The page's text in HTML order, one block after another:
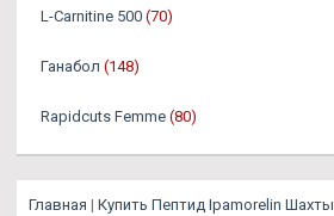
L-Carnitine 500 (70)
Ганабол (148)
Rapidcuts Femme (80)
Главная | Купить Пептид Ipamorelin Шахты